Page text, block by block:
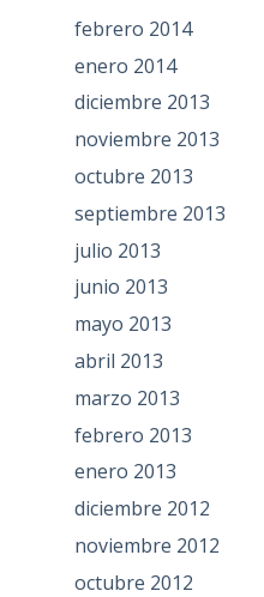
febrero 2014
enero 2014
diciembre 2013
noviembre 2013
octubre 2013
septiembre 2013
julio 2013
junio 2013
mayo 2013
abril 2013
marzo 2013
febrero 2013
enero 2013
diciembre 2012
noviembre 2012
octubre 2012